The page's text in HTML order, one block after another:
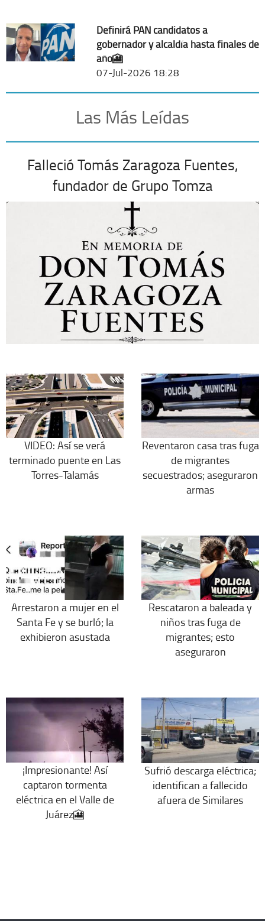
Definirá PAN candidatos a
gobernador y alcaldía hasta finales de
año🎦
07-Jul-2026 18:28
Las Más Leídas
Falleció Tomás Zaragoza Fuentes,
fundador de Grupo Tomza
VIDEO: Así se verá
terminado puente en Las
Torres-Talamás
Reventaron casa tras fuga
de migrantes
secuestrados; aseguraron
armas
Arrestaron a mujer en el
Santa Fe y se burló; la
exhibieron asustada
Rescataron a baleada y
niños tras fuga de
migrantes; esto
aseguraron
¡Impresionante! Así
captaron tormenta
eléctrica en el Valle de
Juárez🎦
Sufrió descarga eléctrica;
identifican a fallecido
afuera de Similares